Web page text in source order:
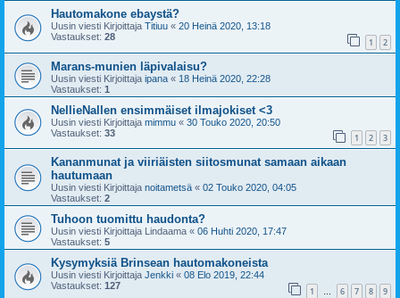
Hautomakone ebaystä?
Uusin viesti Kirjoittaja Titiuu « 20 Heinä 2020, 13:18
Vastaukset: 28 1 2
Marans-munien läpivalaisu?
Uusin viesti Kirjoittaja ipana « 18 Heinä 2020, 22:28
Vastaukset: 1
NellieNallen ensimmäiset ilmajokiset <3
Uusin viesti Kirjoittaja mimmu « 30 Touko 2020, 20:50
Vastaukset: 33 1 2 3
Kananmunat ja viiriäisten siitosmunat samaan aikaan
hautumaan
Uusin viesti Kirjoittaja noitametsä « 02 Touko 2020, 04:05
Vastaukset: 2
Tuhoon tuomittu haudonta?
Uusin viesti Kirjoittaja Lindaama « 06 Huhti 2020, 17:47
Vastaukset: 5
Kysymyksiä Brinsean hautomakoneista
Uusin viesti Kirjoittaja Jenkki « 08 Elo 2019, 22:44
Vastaukset: 127 1 … 6 7 8 9